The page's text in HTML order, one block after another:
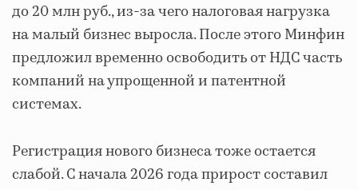
до 20 млн руб., из-за чего налоговая нагрузка
на малый бизнес выросла. После этого Минфин
предложил временно освободить от НДС часть
компаний на упрощенной и патентной
системах.
Регистрация нового бизнеса тоже остается
слабой. С начала 2026 года прирост составил